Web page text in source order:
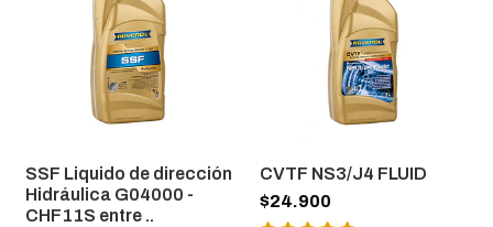
SSF Liquido de dirección
Hidráulica G04000 -
CHF11S entre ..
CVTF NS3/J4 FLUID
$24.900